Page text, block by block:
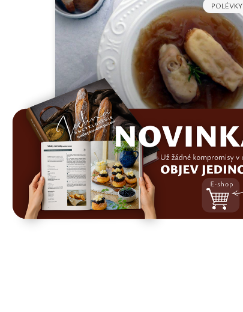
POLÉVKY
Francouzská cibulačka
29. 4. 2026